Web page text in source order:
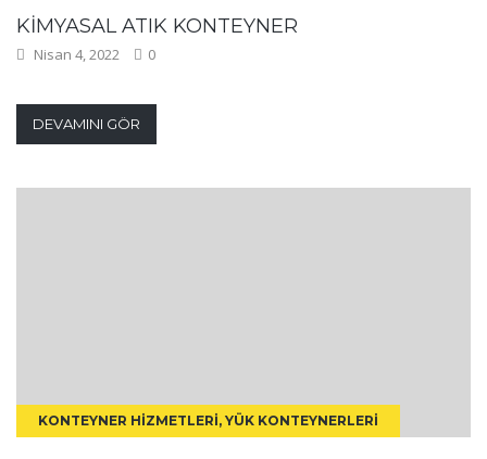
KIMYASAL ATIK KONTEYNER
Nisan 4, 2022 0
DEVAMINI GÖR
KONTEYNER HIZMETLERI, YÜK KONTEYNERLERI